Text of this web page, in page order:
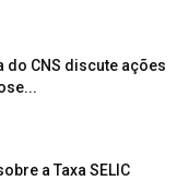
do CNS discute ações
a Taxa SELIC